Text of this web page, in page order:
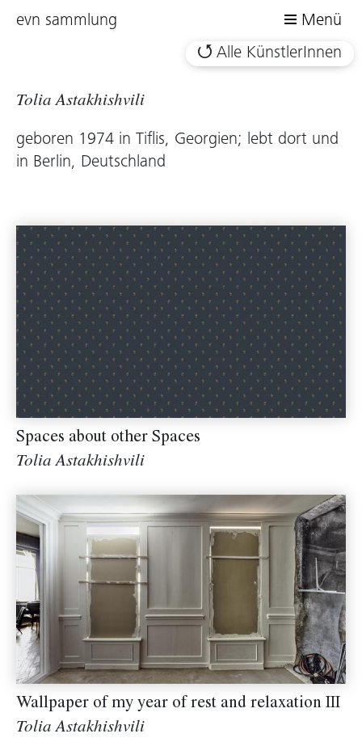
evn sammlung
Menü
Alle KünstlerInnen
Tolia Astakhishvili
geboren 1974 in Tiflis, Georgien; lebt dort und
in Berlin, Deutschland
Spaces about other Spaces
Tolia Astakhishvili
Wallpaper of my year of rest and relaxation III
Tolia Astakhishvili